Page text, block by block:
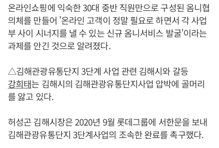
온라인쇼핑에 익숙한 30대 중반 직원만으로 구성된 옴니협
의체를 만들어 '온라인 고객이 정말 필요로 하면서 각 사업
부 사이 시너지를 낼 수 있는 신규 옴니서비스 발굴'이라는
과제를 안긴 것으로 알려졌다.
△김해관광유통단지 3단계 사업 관련 김해시와 갈등
강희태는 김해시의 김해관광유통단지사업 압박에 골머리
를 앓고 있다.
허성곤 김해시장은 2020년 9월 롯데그룹에 서한문을 보내
김해관광유통단지 3단계사업의 조속한 완료를 촉구했다.